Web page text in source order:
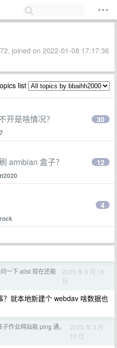
joined on 2022-01-08 17:17:36
list
开是啥情况？ 30
armbian 盒子？ 12
4
一下 alist 现在还能
2025 年 6 月 16
日
就本地新建个 webdav 啥数据也
子作业网站能 ping 通，
2025 年 3 月
10 日